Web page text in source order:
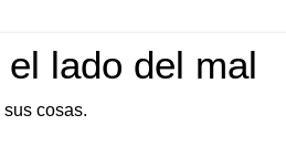
lado del mal
cosas.